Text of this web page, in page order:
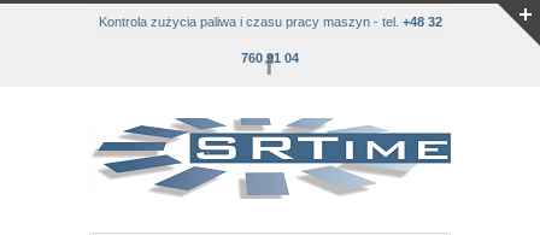
Kontrola zużycia paliwa i czasu pracy maszyn - tel. +48 32
760 91 04